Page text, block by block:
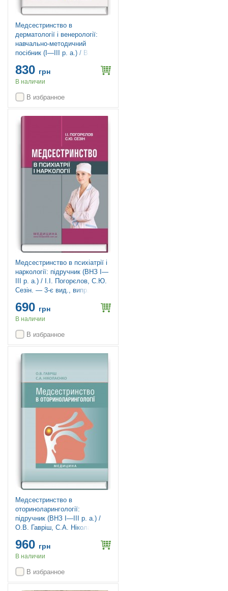
Медсестринство в
дерматології і венерології:
навчально-методичний
посібник (І—ІІІ р. а.) / В.І.
С.О. Бондарь та ін.
830 грн
В наличии
В избранное
Медсестринство в психіатрії і
наркології: підручник (ВНЗ І—
ІІІ р. а.) / І.І. Погорєлов, С.Ю.
Сезін. — 3-є вид., випр.
690 грн
В наличии
В избранное
Медсестринство в
оториноларингології:
підручник (ВНЗ І—ІІІ р. а.) /
О.В. Гавріш, С.А. Ніколаєнко
960 грн
В наличии
В избранное